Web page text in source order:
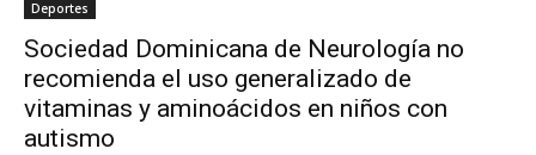
Deportes
Sociedad Dominicana de Neurología no
recomienda el uso generalizado de
vitaminas y aminoácidos en niños con
autismo